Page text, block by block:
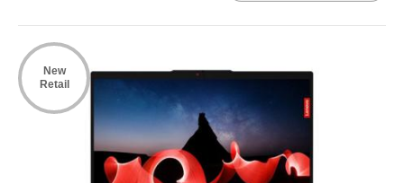
New
Retail